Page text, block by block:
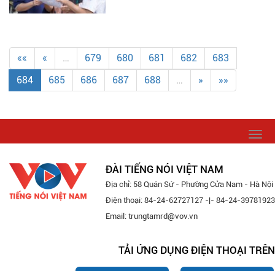
«« « … 679 680 681 682
683
684
685 686 687 688 … » »»
ĐÀI TIẾNG NÓI VIỆT NAM
Địa chỉ: 58 Quán Sứ - Phường Cửa Nam - Hà Nội
Điện thoại: 84-24-62727127 -|- 84-24-39781923
Email: trungtamrd@vov.vn
TẢI ỨNG DỤNG ĐIỆN THOẠI TRÊN